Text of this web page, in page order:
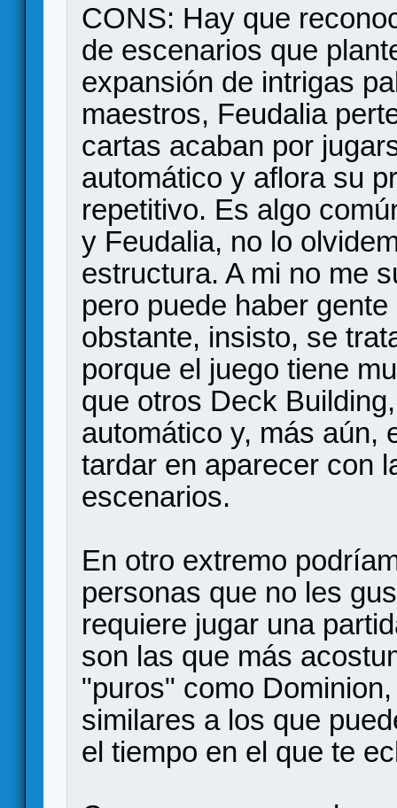
CONS: Hay que
de escenarios que
expansión de intrigas
maestros, Feudalia
cartas acaban por
automático y aflora su
repetitivo. Es algo
y Feudalia, no lo
estructura. A mi no me
pero puede haber
obstante, insisto, se
porque el juego tiene
que otros Deck
automático y, más aún,
tardar en aparecer con
escenarios.
En otro extremo
personas que no les
requiere jugar una
son las que más
"puros" como
similares a los que
el tiempo en el que te